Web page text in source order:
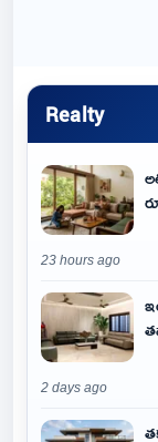
Realty
23 hours ago
2 days ago